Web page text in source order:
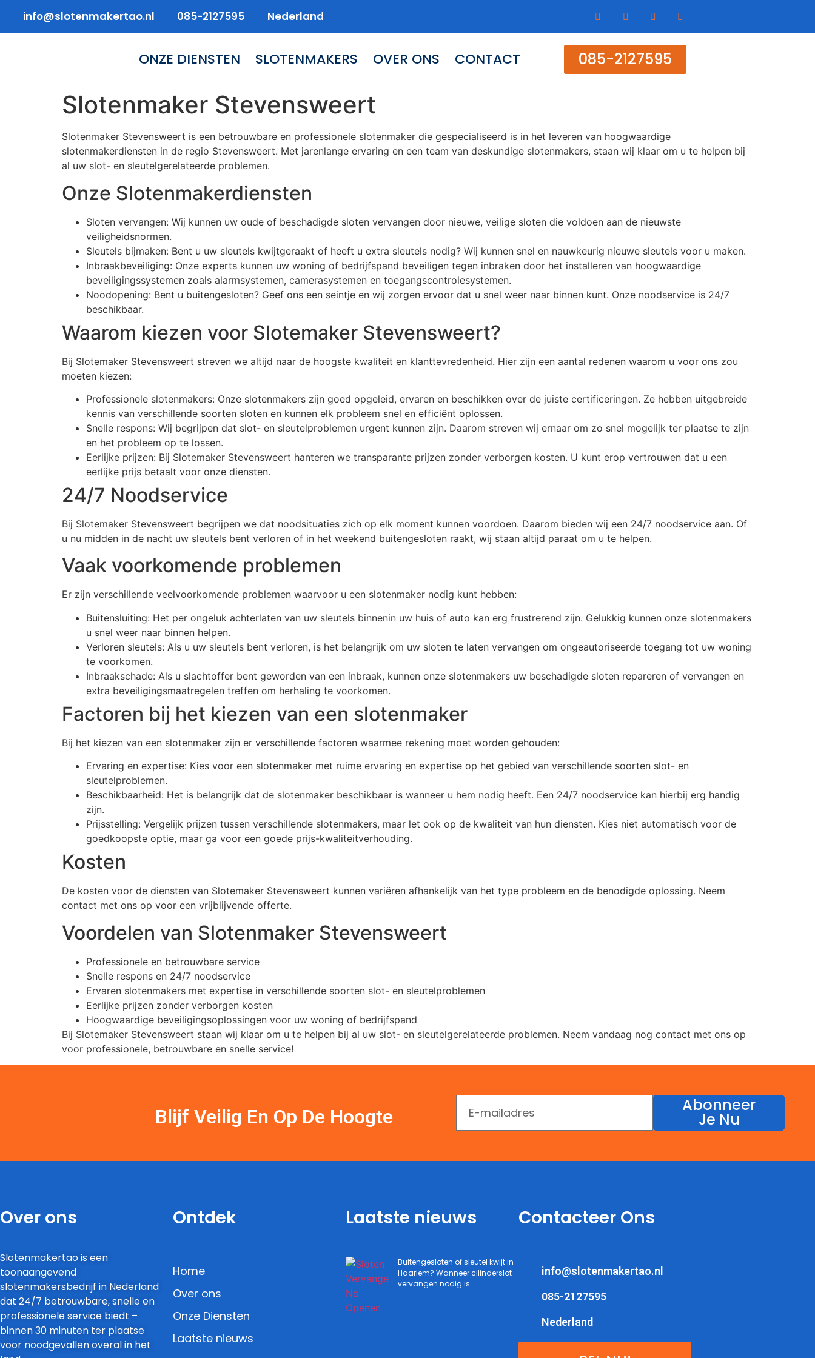
info@slotenmakertao.nl 085-2127595 Nederland
ONZE DIENSTEN SLOTENMAKERS OVER ONS CONTACT 085-2127595
Slotenmaker Stevensweert
Slotenmaker Stevensweert is een betrouwbare en professionele slotenmaker die gespecialiseerd is in het leveren van hoogwaardige
slotenmakerdiensten in de regio Stevensweert. Met jarenlange ervaring en een team van deskundige slotenmakers, staan wij klaar om u te helpen bij
al uw slot- en sleutelgerelateerde problemen.
Onze Slotenmakerdiensten
Sloten vervangen: Wij kunnen uw oude of beschadigde sloten vervangen door nieuwe, veilige sloten die voldoen aan de nieuwste
veiligheidsnormen.
Sleutels bijmaken: Bent u uw sleutels kwijtgeraakt of heeft u extra sleutels nodig? Wij kunnen snel en nauwkeurig nieuwe sleutels voor u maken.
Inbraakbeveiliging: Onze experts kunnen uw woning of bedrijfspand beveiligen tegen inbraken door het installeren van hoogwaardige
beveiligingssystemen zoals alarmsystemen, camerasystemen en toegangscontrolesystemen.
Noodopening: Bent u buitengesloten? Geef ons een seintje en wij zorgen ervoor dat u snel weer naar binnen kunt. Onze noodservice is 24/7
beschikbaar.
Waarom kiezen voor Slotemaker Stevensweert?
Bij Slotemaker Stevensweert streven we altijd naar de hoogste kwaliteit en klanttevredenheid. Hier zijn een aantal redenen waarom u voor ons zou
moeten kiezen:
Professionele slotenmakers: Onze slotenmakers zijn goed opgeleid, ervaren en beschikken over de juiste certificeringen. Ze hebben uitgebreide
kennis van verschillende soorten sloten en kunnen elk probleem snel en efficiënt oplossen.
Snelle respons: Wij begrijpen dat slot- en sleutelproblemen urgent kunnen zijn. Daarom streven wij ernaar om zo snel mogelijk ter plaatse te zijn
en het probleem op te lossen.
Eerlijke prijzen: Bij Slotemaker Stevensweert hanteren we transparante prijzen zonder verborgen kosten. U kunt erop vertrouwen dat u een
eerlijke prijs betaalt voor onze diensten.
24/7 Noodservice
Bij Slotemaker Stevensweert begrijpen we dat noodsituaties zich op elk moment kunnen voordoen. Daarom bieden wij een 24/7 noodservice aan. Of
u nu midden in de nacht uw sleutels bent verloren of in het weekend buitengesloten raakt, wij staan altijd paraat om u te helpen.
Vaak voorkomende problemen
Er zijn verschillende veelvoorkomende problemen waarvoor u een slotenmaker nodig kunt hebben:
Buitensluiting: Het per ongeluk achterlaten van uw sleutels binnenin uw huis of auto kan erg frustrerend zijn. Gelukkig kunnen onze slotenmakers
u snel weer naar binnen helpen.
Verloren sleutels: Als u uw sleutels bent verloren, is het belangrijk om uw sloten te laten vervangen om ongeautoriseerde toegang tot uw woning
te voorkomen.
Inbraakschade: Als u slachtoffer bent geworden van een inbraak, kunnen onze slotenmakers uw beschadigde sloten repareren of vervangen en
extra beveiligingsmaatregelen treffen om herhaling te voorkomen.
Factoren bij het kiezen van een slotenmaker
Bij het kiezen van een slotenmaker zijn er verschillende factoren waarmee rekening moet worden gehouden:
Ervaring en expertise: Kies voor een slotenmaker met ruime ervaring en expertise op het gebied van verschillende soorten slot- en
sleutelproblemen.
Beschikbaarheid: Het is belangrijk dat de slotenmaker beschikbaar is wanneer u hem nodig heeft. Een 24/7 noodservice kan hierbij erg handig
zijn.
Prijsstelling: Vergelijk prijzen tussen verschillende slotenmakers, maar let ook op de kwaliteit van hun diensten. Kies niet automatisch voor de
goedkoopste optie, maar ga voor een goede prijs-kwaliteitverhouding.
Kosten
De kosten voor de diensten van Slotemaker Stevensweert kunnen variëren afhankelijk van het type probleem en de benodigde oplossing. Neem
contact met ons op voor een vrijblijvende offerte.
Voordelen van Slotenmaker Stevensweert
Professionele en betrouwbare service
Snelle respons en 24/7 noodservice
Ervaren slotenmakers met expertise in verschillende soorten slot- en sleutelproblemen
Eerlijke prijzen zonder verborgen kosten
Hoogwaardige beveiligingsoplossingen voor uw woning of bedrijfspand
Bij Slotemaker Stevensweert staan wij klaar om u te helpen bij al uw slot- en sleutelgerelateerde problemen. Neem vandaag nog contact met ons op
voor professionele, betrouwbare en snelle service!
Blijf Veilig En Op De Hoogte Abonneer
Je Nu
Over ons
Slotenmakertao is een
toonaangevend
slotenmakersbedrijf in Nederland
dat 24/7 betrouwbare, snelle en
professionele service biedt –
binnen 30 minuten ter plaatse
voor noodgevallen overal in het
Ontdek
Home
Over ons
Onze Diensten
Laatste nieuws
Laatste nieuws
Buitengesloten of sleutel kwijt in
Haarlem? Wanneer cilinderslot
vervangen nodig is
Contacteer Ons
info@slotenmakertao.nl
085-2127595
Nederland